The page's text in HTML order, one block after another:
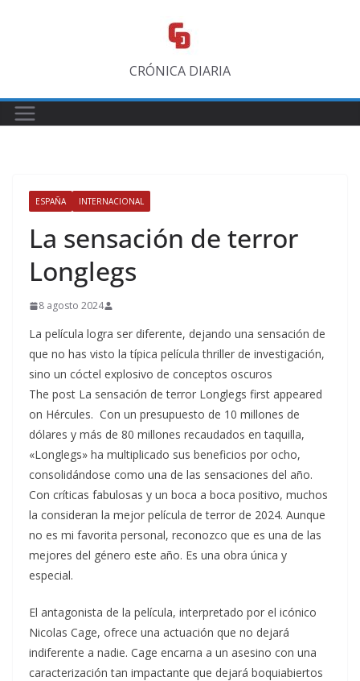
CRÓNICA DIARIA
ESPAÑA INTERNACIONAL
La sensación de terror
Longlegs
8 agosto 2024
La película logra ser diferente, dejando una sensación de
que no has visto la típica película thriller de investigación,
sino un cóctel explosivo de conceptos oscuros
The post La sensación de terror Longlegs first appeared
on Hércules. Con un presupuesto de 10 millones de
dólares y más de 80 millones recaudados en taquilla,
«Longlegs» ha multiplicado sus beneficios por ocho,
consolidándose como una de las sensaciones del año.
Con críticas fabulosas y un boca a boca positivo, muchos
la consideran la mejor película de terror de 2024. Aunque
no es mi favorita personal, reconozco que es una de las
mejores del género este año. Es una obra única y
especial.
El antagonista de la película, interpretado por el icónico
Nicolas Cage, ofrece una actuación que no dejará
indiferente a nadie. Cage encarna a un asesino con una
caracterización tan impactante que dejará boquiabiertos